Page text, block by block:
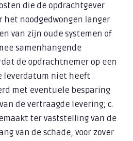
die de opdrachtgever
het noodgedwongen langer
van zijn oude systemen of
samenhangende
de opdrachtnemer op een
leverdatum niet heeft
met eventuele besparing
de vertraagde levering; c.
ter vaststelling van de
van de schade, voor zover